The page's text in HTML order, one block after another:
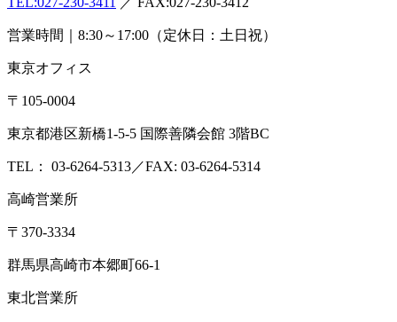
営業時間｜8:30～17:00（定休日：土日祝）
東京オフィス
〒105-0004
東京都港区新橋1-5-5 国際善隣会館 3階BC
TEL： 03-6264-5313／FAX: 03-6264-5314
高崎営業所
〒370-3334
群馬県高崎市本郷町66-1
東北営業所